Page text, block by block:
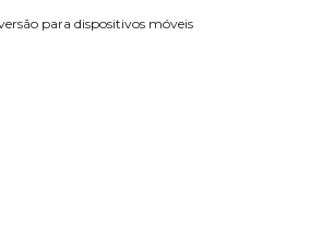
para dispositivos móveis